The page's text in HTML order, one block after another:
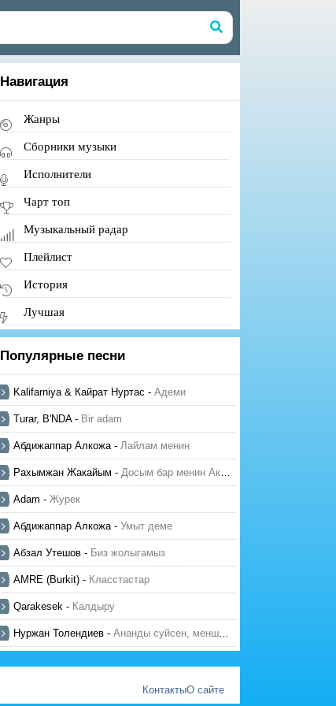
Навигация
Жанры
Сборники музыки
Исполнители
Чарт топ
Музыкальный радар
Плейлист
История
Лучшая
Популярные песни
Kalifarniya & Кайрат Нуртас - Адеми
Turar, B'NDA- Bir adam
Абдижаппар Алкожа- Лайлам менин
Рахымжан Жакайым - Досым бар менин Актауда
Adam - Журек
Абдижаппар Алкожа- Умыт деме
Абзал Утешов - Биз жолыгамыз
AMRE (Burkit) - Класстастар
Qarakesek - Калдыру
Нуржан Толендиев - Ананды суйсен, менше суй
КонтактыО сайте